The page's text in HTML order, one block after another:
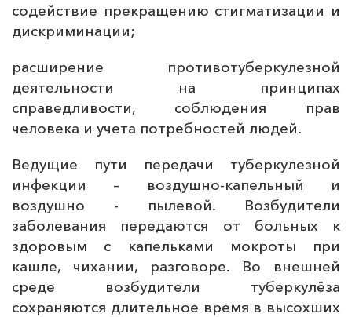
содействие прекращению стигматизации и
дискриминации;
расширение противотуберкулезной
деятельности на принципах
справедливости, соблюдения прав
человека и учета потребностей людей.
Ведущие пути передачи туберкулезной
инфекции – воздушно-капельный и
воздушно - пылевой. Возбудители
заболевания передаются от больных к
здоровым с капельками мокроты при
кашле, чихании, разговоре. Во внешней
среде возбудители туберкулёза
сохраняются длительное время в высохших